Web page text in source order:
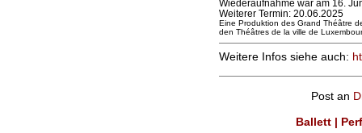
Wiederaufnahme war am 16.
Weiterer Termin: 20.06.2025
Eine Produktion des Grand Théâtre
den Théâtres de la ville de
Weitere Infos siehe auch:
Post an
Ballett |